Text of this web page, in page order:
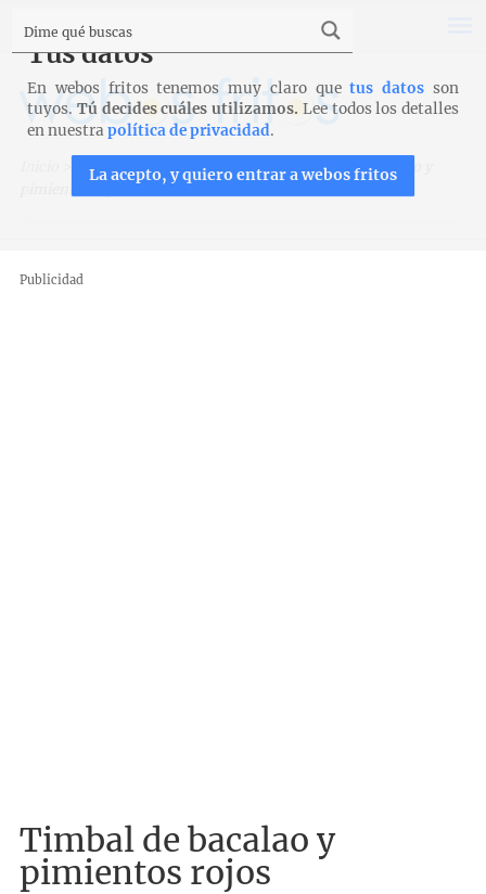
Recetas Pescados y mariscos
Timbal de bacalao y
Publicidad
Timbal de bacalao y
pimientos rojos
Tus datos
En webos fritos tenemos muy claro quetus datos son
tuyos. Tú decides cuáles utilizamos. Lee todos los detalles
en nuestrapolítica de privacidad.
La acepto, y quiero entrar a webos fritos